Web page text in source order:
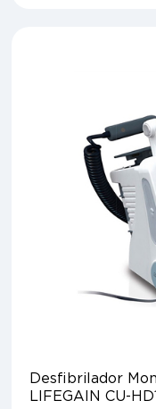
Desfibrilador
LIFEGAIN CU-HD1